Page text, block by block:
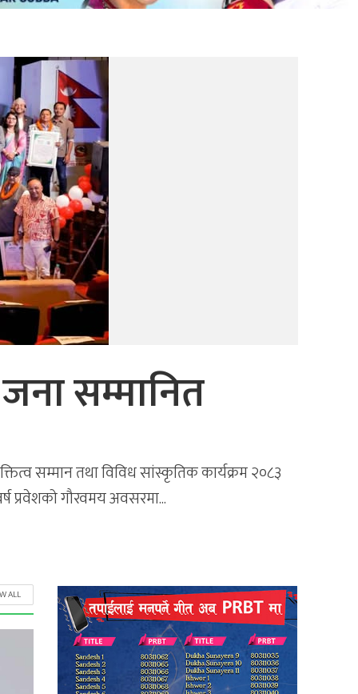
जना सम्मानित
सम्मान तथा विविध सांस्कृतिक कार्यक्रम २०८३
प्रवेशको गौरवमय अवसरमा...
ALL